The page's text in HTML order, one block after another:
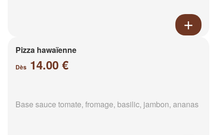
Pizza hawaïenne
Dès 14.00 €
Base sauce tomate, fromage, basilic, jambon, ananas